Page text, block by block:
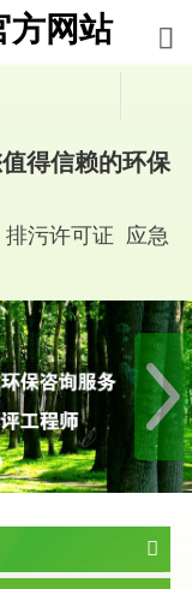
方网站
得信赖的环保
污许可证 应急